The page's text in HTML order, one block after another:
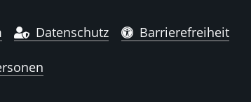
Datenschutz Barrierefreiheit